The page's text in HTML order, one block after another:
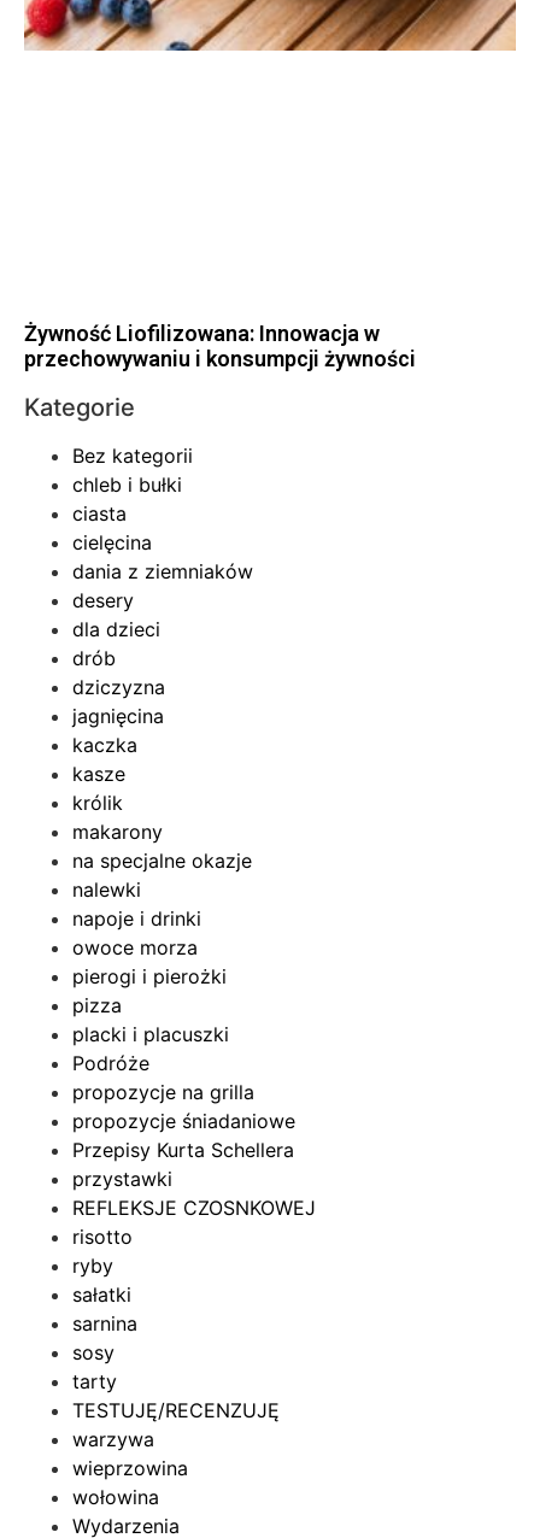
Żywność Liofilizowana: Innowacja w
przechowywaniu i konsumpcji żywności
Kategorie
Bez kategorii
chleb i bułki
ciasta
cielęcina
dania z ziemniaków
desery
dla dzieci
drób
dziczyzna
jagnięcina
kaczka
kasze
królik
makarony
na specjalne okazje
nalewki
napoje i drinki
owoce morza
pierogi i pierożki
pizza
placki i placuszki
Podróże
propozycje na grilla
propozycje śniadaniowe
Przepisy Kurta Schellera
przystawki
REFLEKSJE CZOSNKOWEJ
risotto
ryby
sałatki
sarnina
sosy
tarty
TESTUJĘ/RECENZUJĘ
warzywa
wieprzowina
wołowina
Wydarzenia